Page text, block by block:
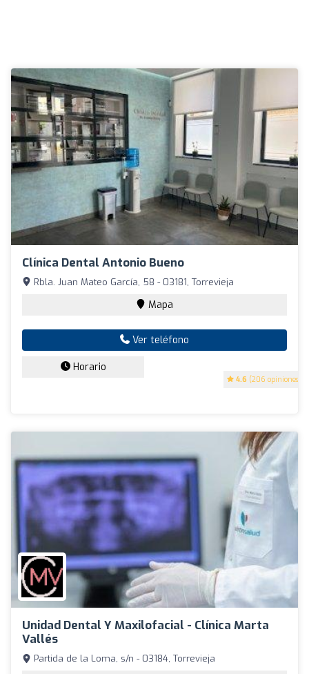
Clínica Dental Antonio Bueno
4.6 (206 opiniones)
Rbla. Juan Mateo García, 58 - 03181, Torrevieja
Mapa
Ver teléfono
Horario
Unidad Dental Y Maxilofacial - Clínica Marta
Vallés
Partida de la Loma, s/n - 03184, Torrevieja